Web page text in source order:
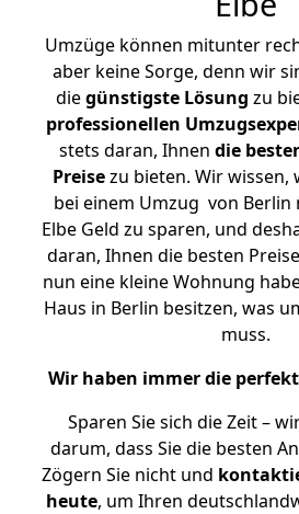
Umzüge können mitunter
aber keine Sorge, denn wir
diegünstigste Lösung zu
professionellen
stets daran, Ihnen die
Preisezu bieten. Wir wissen,
bei einem Umzug von Berlin
Elbe Geld zu sparen, und
daran, Ihnen die besten
nun eine kleine Wohnung
Haus in Berlin besitzen, was
muss.
Wir haben immer die
Sparen Sie sich die Zeit –
darum, dass Sie die besten
Zögern Sie nicht und
heute, um Ihren